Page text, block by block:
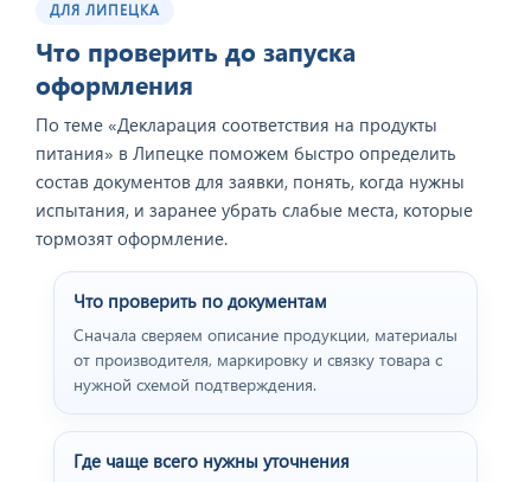
ДЛЯ ЛИПЕЦКА
Что проверить до запуска
оформления
По теме «Декларация соответствия на продукты
питания» в Липецке поможем быстро определить
состав документов для заявки, понять, когда нужны
испытания, и заранее убрать слабые места, которые
тормозят оформление.
Что проверить по документам
Сначала сверяем описание продукции, материалы
от производителя, маркировку и связку товара с
нужной схемой подтверждения.
Где чаще всего нужны уточнения